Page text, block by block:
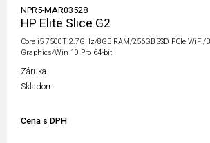
NPR5-MAR03528
HP Elite Slice G2
Core i5 7500T 2.7GHz/8GB RAM/256GB SSD PCIe
Graphics/Win 10 Pro 64-bit
Záruka
Skladom
Cena s DPH